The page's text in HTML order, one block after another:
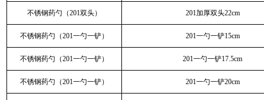
不锈钢药勺（201双头） 201加厚双头22cm
不锈钢药勺（201一勺一铲） 201一勺一铲15cm
不锈钢药勺（201一勺一铲） 201一勺一铲17.5cm
不锈钢药勺（201一勺一铲） 201一勺一铲20cm